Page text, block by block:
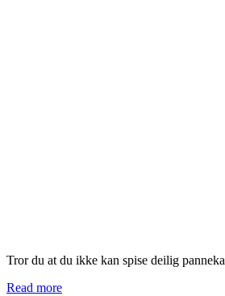
Tror du at du ikke kan spise deilig
Read more